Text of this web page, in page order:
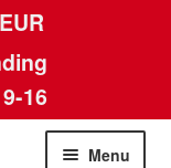
16
Menu